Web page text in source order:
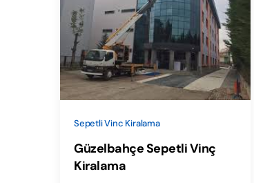
Sepetli Vinc Kiralama
Güzelbahçe Sepetli Vinç
Kiralama